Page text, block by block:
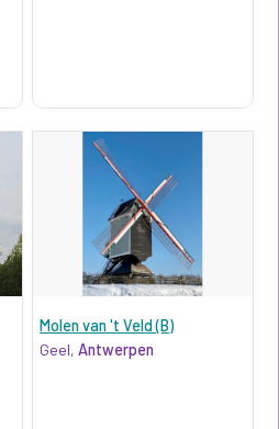
Molen van 't Veld (B)
Geel,Antwerpen